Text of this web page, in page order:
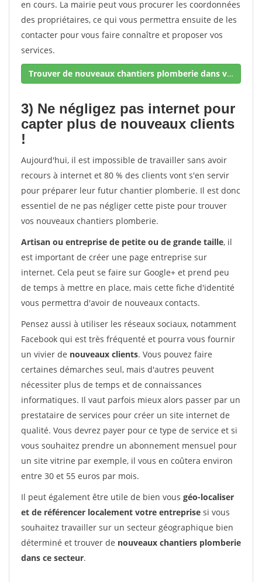
en cours. La mairie peut vous procurer les coordonnées
des propriétaires, ce qui vous permettra ensuite de les
contacter pour vous faire connaître et proposer vos
services.
Trouver de nouveaux chantiers plomberie dans votre secteur !
3) Ne négligez pas internet pour
capter plus de nouveaux clients
!
Aujourd'hui, il est impossible de travailler sans avoir
recours à internet et 80 % des clients vont s'en servir
pour préparer leur futur chantier plomberie. Il est donc
essentiel de ne pas négliger cette piste pour trouver
vos nouveaux chantiers plomberie.
Artisan ou entreprise de petite ou de grande taille, il
est important de créer une page entreprise sur
internet. Cela peut se faire sur Google+ et prend peu
de temps à mettre en place, mais cette fiche d'identité
vous permettra d'avoir de nouveaux contacts.
Pensez aussi à utiliser les réseaux sociaux, notamment
Facebook qui est très fréquenté et pourra vous fournir
un vivier de nouveaux clients. Vous pouvez faire
certaines démarches seul, mais d'autres peuvent
nécessiter plus de temps et de connaissances
informatiques. Il vaut parfois mieux alors passer par un
prestataire de services pour créer un site internet de
qualité. Vous devrez payer pour ce type de service et si
vous souhaitez prendre un abonnement mensuel pour
un site vitrine par exemple, il vous en coûtera environ
entre 30 et 55 euros par mois.
Il peut également être utile de bien vous géo-localiser
et de référencer localement votre entreprise si vous
souhaitez travailler sur un secteur géographique bien
déterminé et trouver de nouveaux chantiers plomberie
dans ce secteur.